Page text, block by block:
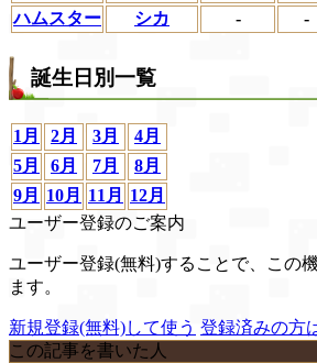
ハムスター
シカ - -
誕生日別一覧
1月 2月 3月
4月
5月
6月 7月
8月
9月
10月 11月
12月
ユーザー登録のご案内
ユーザー登録(無料)することで、この
ます。
新規登録(無料)して使う 登録済みの方
この記事を書いた人